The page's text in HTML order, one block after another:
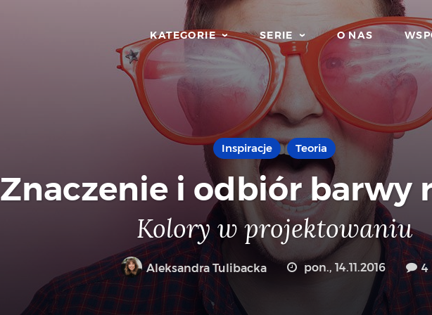
KATEGORIE SERIE O NAS
Inspiracje Teoria
Znaczenie i odbiór barwy
Kolory w projektowaniu
Aleksandra Tulibacka pon., 14.11.2016 4